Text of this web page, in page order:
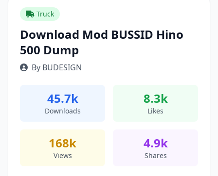
Truck
Download Mod BUSSID Hino
500 Dump
By BUDESIGN
45.7k
Downloads
8.3k
Likes
168k
Views
4.9k
Shares